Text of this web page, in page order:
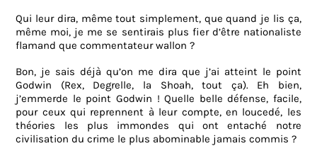
Qui leur dira, même tout simplement, que quand je lis ça,
même moi, je me se sentirais plus fier d’être nationaliste
flamand que commentateur wallon ?
Bon, je sais déjà qu’on me dira que j’ai atteint le point
Godwin (Rex, Degrelle, la Shoah, tout ça). Eh bien,
j’emmerde le point Godwin ! Quelle belle défense, facile,
pour ceux qui reprennent à leur compte, en loucedé, les
théories les plus immondes qui ont entaché notre
civilisation du crime le plus abominable jamais commis ?